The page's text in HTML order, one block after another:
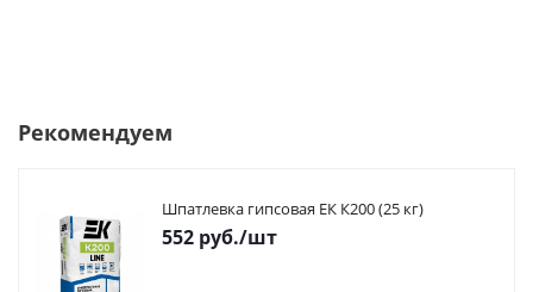
Рекомендуем
Шпатлевка гипсовая ЕК К200 (25 кг)
552 руб./шт